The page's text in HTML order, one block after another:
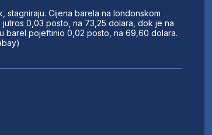
stagniraju. Cijena barela na londonskom
jutros 0,03 posto, na 73,25 dolara, dok je na
barel pojeftinio 0,02 posto, na 69,60 dolara.